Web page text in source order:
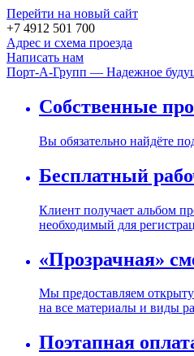
Перейти на новый сайт
+7 4912 501 700
Адрес и схема проезда
Написать нам
Порт-А-Групп — Надежное
Собственные
Вы обязательно найдёте
Бесплатный
Клиент получает альбом
необходимый для
«Прозрачная»
Мы предоставляем
на все материалы и виды
Поэтапная